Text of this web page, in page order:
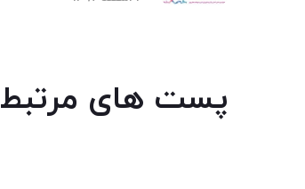
پست های مرتبط